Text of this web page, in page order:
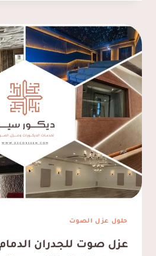
للابواب
القطيف
ت:
0537128631
كاتم
صوت
للابواب
بالقطيف
حلول عزل الصوت
عزل صوت للجدران